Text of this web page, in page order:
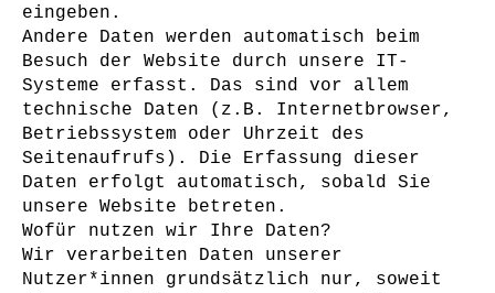
eingeben.
Andere Daten werden automatisch beim
Besuch der Website durch unsere IT-
Systeme erfasst. Das sind vor allem
technische Daten (z.B. Internetbrowser,
Betriebssystem oder Uhrzeit des
Seitenaufrufs). Die Erfassung dieser
Daten erfolgt automatisch, sobald Sie
unsere Website betreten.
Wofür nutzen wir Ihre Daten?
Wir verarbeiten Daten unserer
Nutzer*innen grundsätzlich nur, soweit